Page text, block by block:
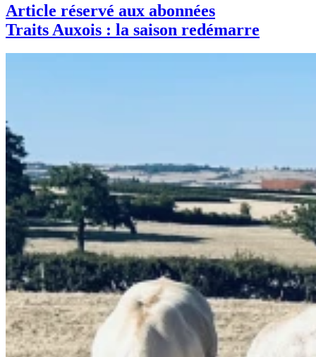
Article réservé aux abonnées
Traits Auxois : la saison redémarre